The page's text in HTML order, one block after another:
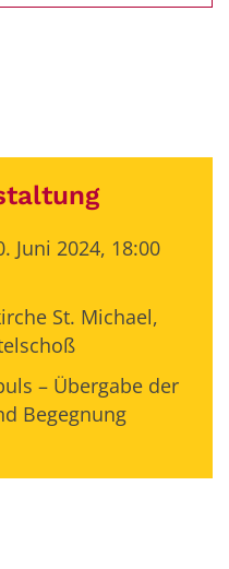
2024, 18:00
St. Michael,
– Übergabe der
Begegnung